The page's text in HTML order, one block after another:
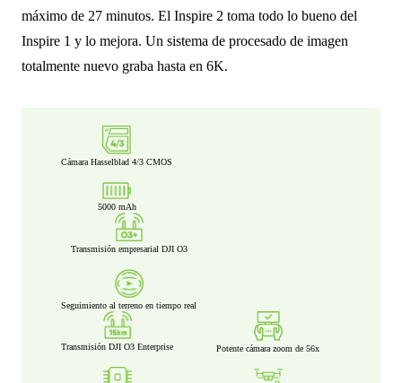
máximo de 27 minutos. El Inspire 2 toma todo lo bueno del
Inspire 1 y lo mejora. Un sistema de procesado de imagen
totalmente nuevo graba hasta en 6K.
Cámara Hasselblad 4/3 CMOS
5000 mAh
Transmisión empresarial DJI O3
Seguimiento al terreno en tiempo real
Transmisión DJI O3 Enterprise Potente cámara zoom de 56x